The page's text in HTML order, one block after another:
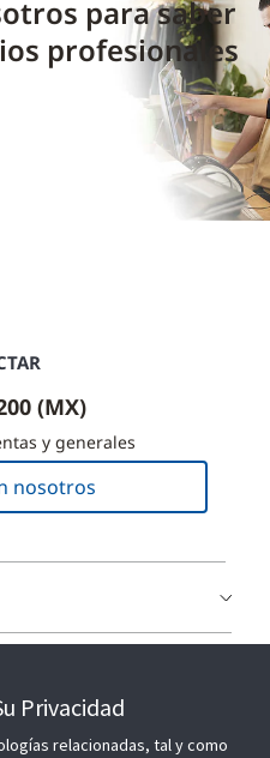
para saber
profesionales
(MX)
y generales
nosotros
Privacidad
relacionadas, tal y como